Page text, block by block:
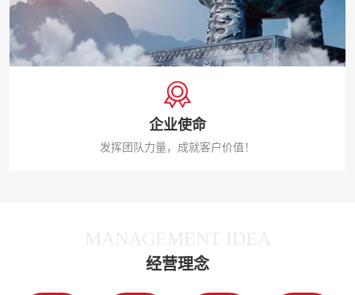
企业使命
发挥团队力量，成就客户价值！
经营理念